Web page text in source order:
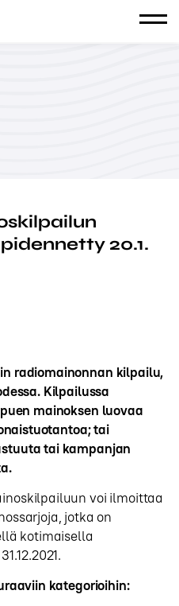
20.1.
radiomainonnan kilpailu,
Kilpailussa
mainoksen luovaa
tai
tai kampanjan
voi ilmoittaa
jotka on
kotimaisella
kategorioihin: